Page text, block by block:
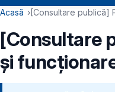
Cale de navigare
Acasă [Consultare publică]
[Consultare
și